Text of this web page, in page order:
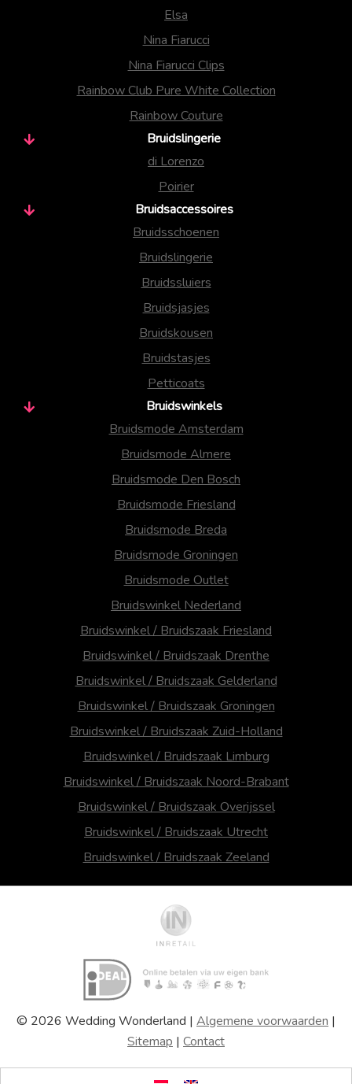
Elsa
Nina Fiarucci
Nina Fiarucci Clips
Rainbow Club Pure White Collection
Rainbow Couture
Bruidslingerie
di Lorenzo
Poirier
Bruidsaccessoires
Bruidsschoenen
Bruidslingerie
Bruidssluiers
Bruidsjasjes
Bruidskousen
Bruidstasjes
Petticoats
Bruidswinkels
Bruidsmode Amsterdam
Bruidsmode Almere
Bruidsmode Den Bosch
Bruidsmode Friesland
Bruidsmode Breda
Bruidsmode Groningen
Bruidsmode Outlet
Bruidswinkel Nederland
Bruidswinkel / Bruidszaak Friesland
Bruidswinkel / Bruidszaak Drenthe
Bruidswinkel / Bruidszaak Gelderland
Bruidswinkel / Bruidszaak Groningen
Bruidswinkel / Bruidszaak Zuid-Holland
Bruidswinkel / Bruidszaak Limburg
Bruidswinkel / Bruidszaak Noord-Brabant
Bruidswinkel / Bruidszaak Overijssel
Bruidswinkel / Bruidszaak Utrecht
Bruidswinkel / Bruidszaak Zeeland
© 2026 Wedding Wonderland | Algemene voorwaarden |
Sitemap | Contact